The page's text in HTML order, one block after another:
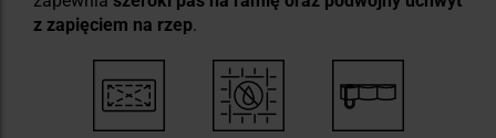
z zapięciem na rzep.